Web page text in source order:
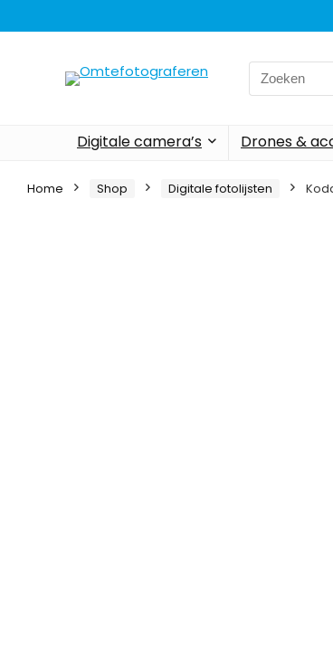
Search
for:
Digitale camera’s Drones &
Home Shop Digitale fotolijsten